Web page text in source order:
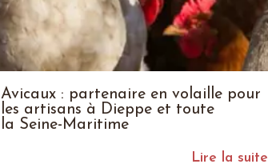
Avicaux : partenaire en volaille pour
les artisans à Dieppe et toute
la Seine-Maritime
Lire la suite